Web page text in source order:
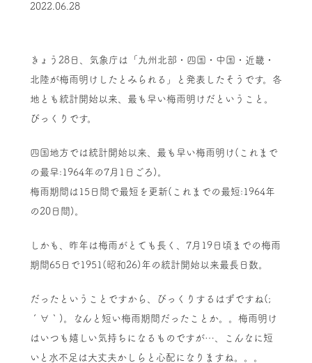
2022.06.28
きょう28日、気象庁は「九州北部・四国・中国・近畿・
北陸が梅雨明けしたとみられる」と発表したそうです。各
地とも統計開始以来、最も早い梅雨明けだということ。
びっくりです。
四国地方では統計開始以来、最も早い梅雨明け(これまで
の最早:1964年の7月1日ごろ)。
梅雨期間は15日間で最短を更新(これまでの最短:1964年
の20日間)。
しかも、昨年は梅雨がとても長く、7月19日頃までの梅雨
期間65日で1951(昭和26)年の統計開始以来最長日数。
だったということですから、びっくりするはずですね(;
´∀｀)。なんと短い梅雨期間だったことか。。梅雨明け
はいつも嬉しい気持ちになるものですが…、こんなに短
いと水不足は大丈夫かしらと心配になりますね。。。